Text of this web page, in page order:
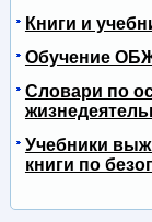
Книги и
Обучение
Словари по
Учебники
книги по